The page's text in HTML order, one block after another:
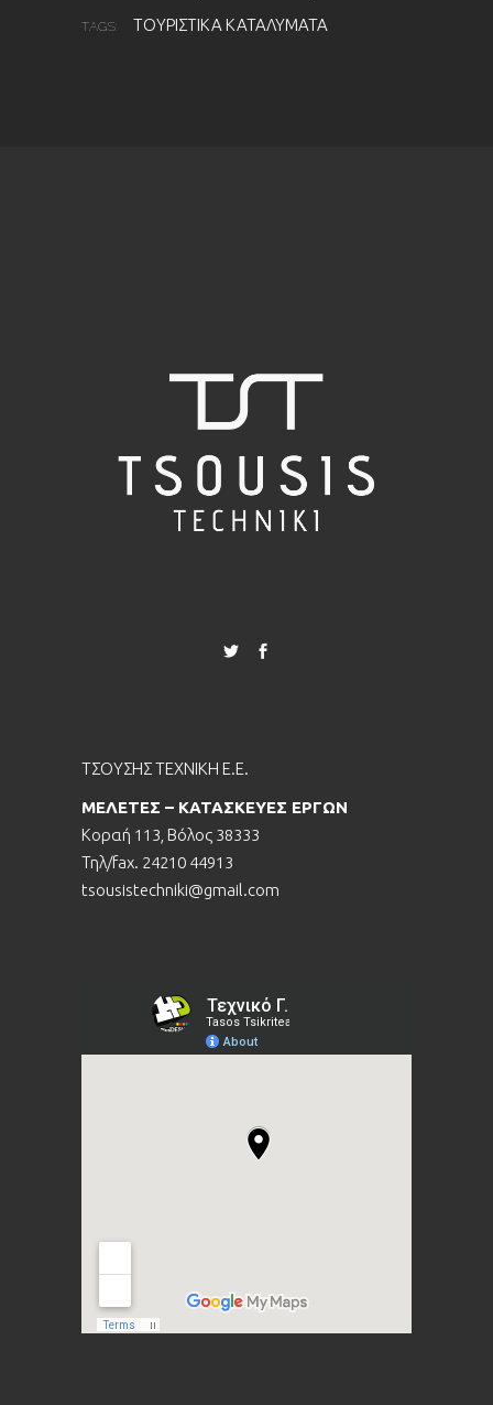
TAGS: ΤΟΥΡΙΣΤΙΚΑ ΚΑΤΑΛΥΜΑΤΑ
ΤΣΟΥΣΗΣ ΤΕΧΝΙΚΗ Ε.Ε.
ΜΕΛΕΤΕΣ – ΚΑΤΑΣΚΕΥΕΣ ΕΡΓΩΝ
Κοραή 113, Βόλος 38333
Τηλ/fax. 24210 44913
tsousistechniki@gmail.com